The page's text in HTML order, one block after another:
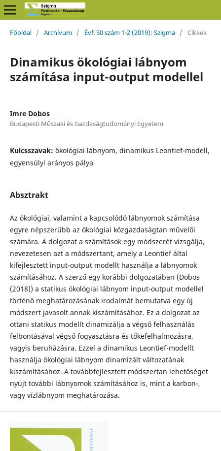
Főoldal / Archívum / Évf. 50 szám 1-2 (2019): Szigma / Cikkek
Dinamikus ökológiai lábnyom
számítása input-output modellel
Imre Dobos
Budapesti Műszaki és Gazdaságtudományi Egyetem
Kulcsszavak: ökológiai lábnyom, dinamikus Leontief-modell,
egyensúlyi arányos pálya
Absztrakt
Az ökológiai, valamint a kapcsolódó lábnyomok számítása
egyre népszerűbb az ökológiai közgazdaságtan művelői
számára. A dolgozat a számítások egy módszerét vizsgálja,
nevezetesen azt a módszertant, amely a Leontief által
kifejlesztett input-output modellt használja a lábnyomok
számításához. A szerző egy korábbi dolgozatában (Dobos
(2018)) a statikus ökológiai lábnyom input-output modellel
történő meghatározásának irodalmát bemutatva egy új
módszert javasolt annak kiszámításához. Ez a dolgozat az
ottani statikus modellt dinamizálja a végső felhasználás
felbontásával végső fogyasztásra és tőkefelhalmozásra,
vagyis beruházásra. Ezzel a dinamikus Leontief-modellt
használja ökológiai lábnyom dinamizált változatának
kiszámításához. A továbbfejlesztett módszertan lehetőséget
nyújt további lábnyomok számításához is, mint a karbon-,
vagy vízlábnyom meghatározása.